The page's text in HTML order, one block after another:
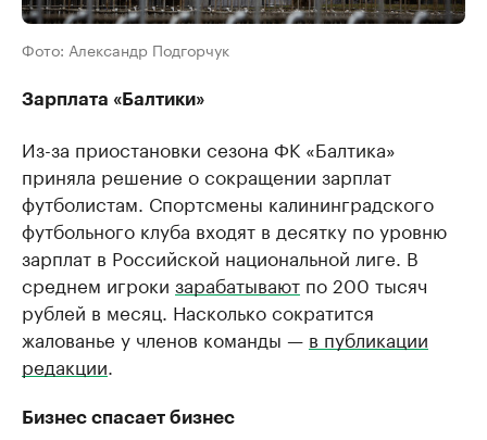
Фото: Александр Подгорчук
Зарплата «Балтики»
Из-за приостановки сезона ФК «Балтика»
приняла решение о сокращении зарплат
футболистам. Спортсмены калининградского
футбольного клуба входят в десятку по уровню
зарплат в Российской национальной лиге. В
среднем игроки зарабатывают по 200 тысяч
рублей в месяц. Насколько сократится
жалованье у членов команды — в публикации
редакции
Бизнес спасает бизнес